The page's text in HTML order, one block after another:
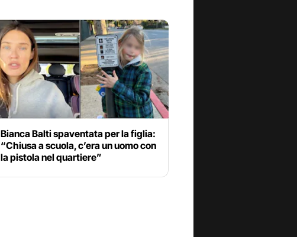
Bianca Balti spaventata per la figlia:
“Chiusa a scuola, c’era un uomo con
la pistola nel quartiere”